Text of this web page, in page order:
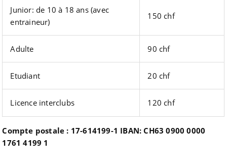
Junior: de 10 à 18 ans (avec
entraineur)
150 chf
Adulte 90 chf
Etudiant 20 chf
Licence interclubs 120 chf
Compte postale : 17-614199-1 IBAN: CH63 0900 0000
1761 4199 1